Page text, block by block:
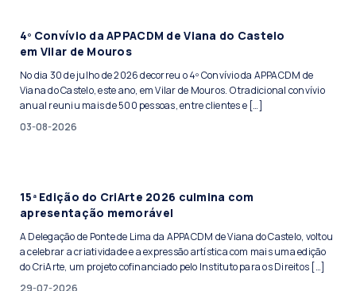
4º Convívio da APPACDM de Viana do Castelo
em Vilar de Mouros
No dia 30 de julho de 2026 decorreu o 4º Convívio da APPACDM de
Viana do Castelo, este ano, em Vilar de Mouros. O tradicional convívio
anual reuniu mais de 500 pessoas, entre clientes e […]
03-08-2026
15ª Edição do CriArte 2026 culmina com
apresentação memorável
A Delegação de Ponte de Lima da APPACDM de Viana do Castelo, voltou
a celebrar a criatividade e a expressão artística com mais uma edição
do CriArte, um projeto cofinanciado pelo Instituto para os Direitos […]
29-07-2026